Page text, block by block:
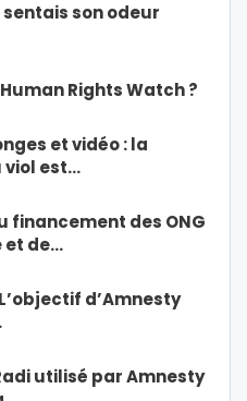
son odeur
Rights Watch ?
et vidéo : la
viol est…
financement des ONG
et de…
d’Amnesty
utilisé par Amnesty